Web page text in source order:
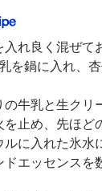
れ良く混ぜて
を鍋に入れ、
牛乳と生クリ
止め、先ほど
に入れた氷水
エッセンスを